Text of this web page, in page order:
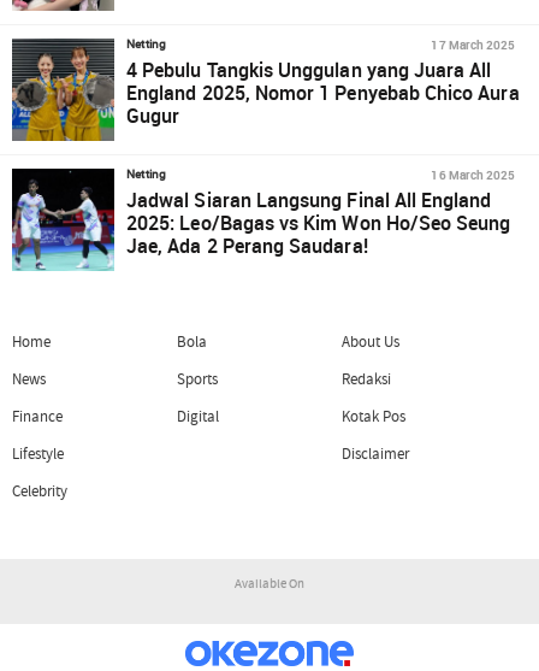
Netting 17 March 2025
4 Pebulu Tangkis Unggulan yang Juara All
England 2025, Nomor 1 Penyebab Chico Aura
Gugur
Netting 16 March 2025
Jadwal Siaran Langsung Final All England
2025: Leo/Bagas vs Kim Won Ho/Seo Seung
Jae, Ada 2 Perang Saudara!
Home
News
Finance
Lifestyle
Celebrity
Bola
Sports
Digital
About Us
Redaksi
Kotak Pos
Disclaimer
Available On